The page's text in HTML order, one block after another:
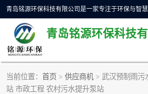
青岛铭源环保科技
当前位置： 首页 > 供应商机 > 武汉预制雨污
站 市政工程 农村污水提升泵站
一体化HMPP泵站